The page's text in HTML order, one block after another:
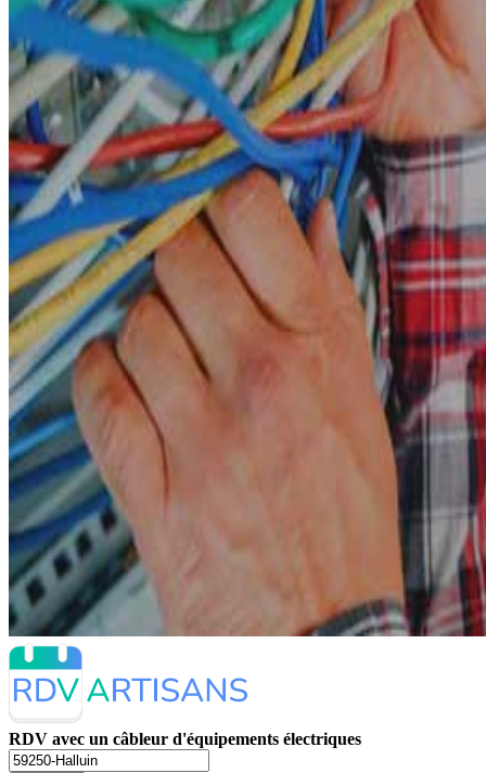
RDV avec un câbleur d'équipements électriques